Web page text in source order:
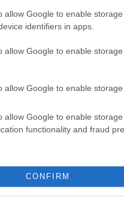
allow Google to enable
identifiers in apps.
allow Google to enable
allow Google to enable
allow Google to enable
functionality and fraud
CONFIRM
svara
pret ģimenes
esamība nebūtu